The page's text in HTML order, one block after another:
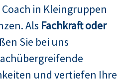
in Kleingruppen
Als Fachkraft oder
Sie bei uns
und vertiefen Ihre